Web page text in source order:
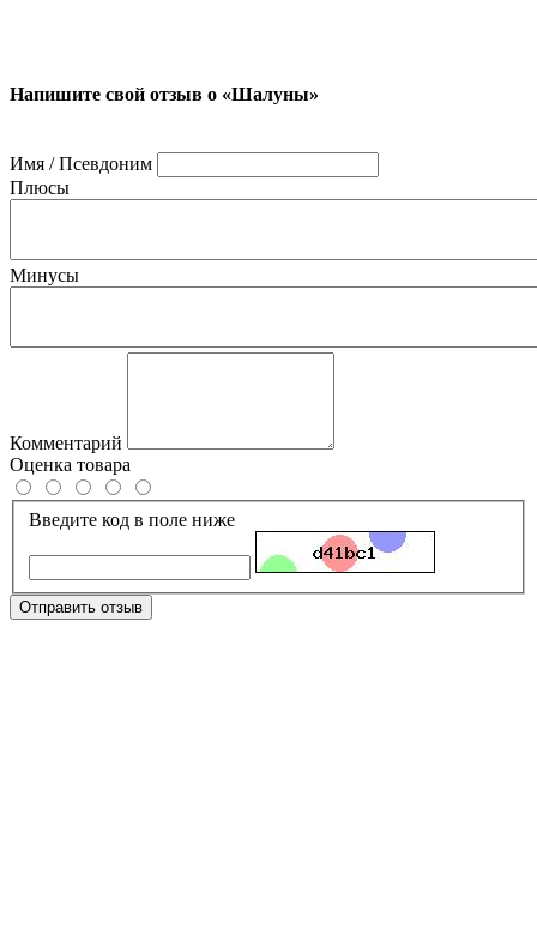
Напишите свой отзыв о «Шалуны»
Имя / Псевдоним
Плюсы
Минусы
Комментарий
Оценка товара
Введите код в поле ниже
Отправить отзыв